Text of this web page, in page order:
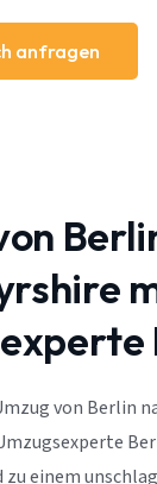
anfragen
von Berlin
zu einem